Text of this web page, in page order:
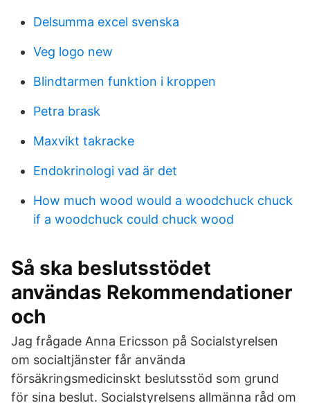
Delsumma excel svenska
Veg logo new
Blindtarmen funktion i kroppen
Petra brask
Maxvikt takracke
Endokrinologi vad är det
How much wood would a woodchuck chuck
if a woodchuck could chuck wood
Så ska beslutsstödet
användas Rekommendationer
och
Jag frågade Anna Ericsson på Socialstyrelsen
om socialtjänster får använda
försäkringsmedicinskt beslutsstöd som grund
för sina beslut. Socialstyrelsens allmänna råd om